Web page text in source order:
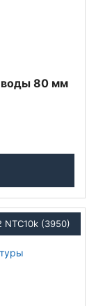
воды 80 мм
NTC10k (3950)